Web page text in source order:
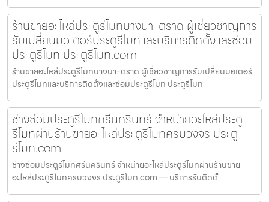
ร้านขายอะไหล่ประตูรีโมทบางนา-ตราด ผู้เชี่ยวชาญการ
รับเปลี่ยนมอเตอร์ประตูรีโมทและบริการติดตั้งและซ่อม
ประตูรีโมท ประตูรีโมท.com
ร้านขายอะไหล่ประตูรีโมทบางนา-ตราด ผู้เชี่ยวชาญการรับเปลี่ยนมอเตอร์
ประตูรีโมทและบริการติดตั้งและซ่อมประตูรีโมท ประตูรีโมท
ช่างซ่อมประตูรีโมทศรีนครินทร์ จำหน่ายอะไหล่ประตู
รีโมทผ่านร้านขายอะไหล่ประตูรีโมทครบวงจร ประตู
รีโมท.com
ช่างซ่อมประตูรีโมทศรีนครินทร์ จำหน่ายอะไหล่ประตูรีโมทผ่านร้านขาย
อะไหล่ประตูรีโมทครบวงจร ประตูรีโมท.com — บริการรับติดตั้